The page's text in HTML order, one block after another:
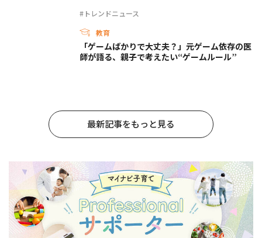
#トレンドニュース
教育
「ゲームばかりで大丈夫？」元ゲーム依存の医
師が語る、親子で考えたい“ゲームルール”
最新記事をもっと見る